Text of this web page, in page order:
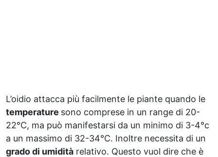
L’oidio attacca più facilmente le piante quando le
temperature sono comprese in un range di 20-
22°C, ma può manifestarsi da un minimo di 3-4°c
a un massimo di 32-34°C. Inoltre necessita di un
grado di umidità relativo. Questo vuol dire che è